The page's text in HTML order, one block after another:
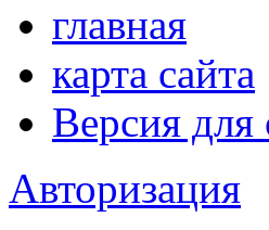
главная
карта сайта
Версия
Авторизация